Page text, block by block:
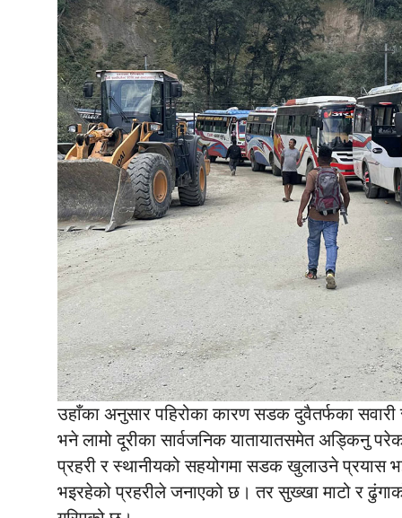
उहाँका अनुसार पहिरोका कारण सडक दुवैतर्फका
भने लामो दूरीका सार्वजनिक यातायातसमेत अड्किनु
प्रहरी र स्थानीयको सहयोगमा सडक खुलाउने प्रयास
भइरहेको प्रहरीले जनाएको छ। तर सुख्खा माटो र